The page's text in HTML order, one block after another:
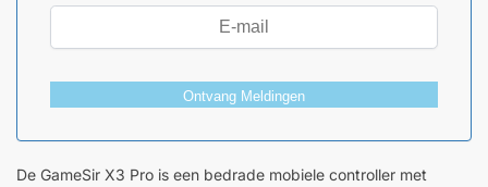
Ontvang Meldingen
De GameSir X3 Pro is een bedrade mobiele controller met